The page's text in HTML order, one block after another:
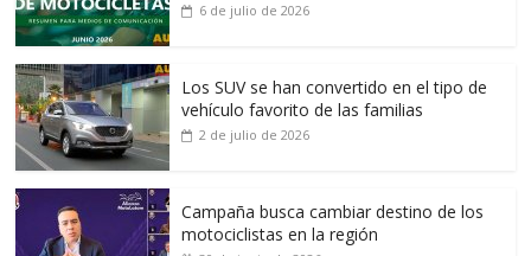
6 de julio de 2026
Los SUV se han convertido en el tipo de
vehículo favorito de las familias
2 de julio de 2026
Campaña busca cambiar destino de los
motociclistas en la región